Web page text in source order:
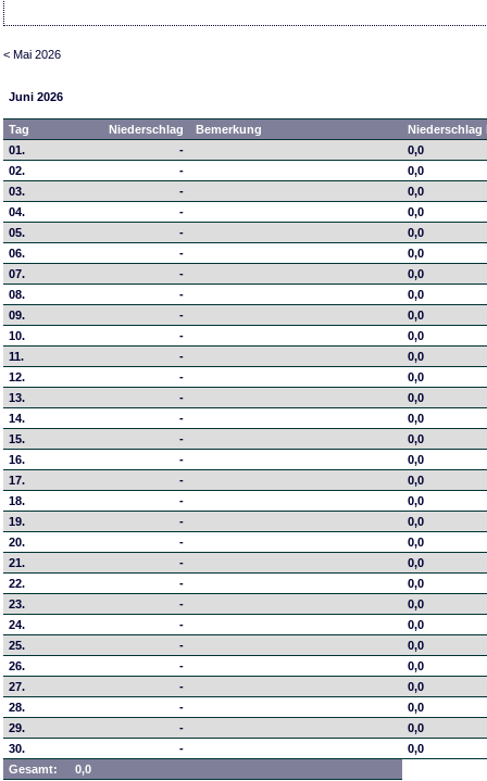
< Mai 2026
Juni 2026
Tag Niederschlag Bemerkung
01.
-
0,0
02.
-
0,0
03.
-
0,0
04.
-
0,0
05.
-
0,0
06.
-
0,0
07.
-
0,0
08.
-
0,0
09.
-
0,0
10.
-
0,0
11.
-
0,0
12.
-
0,0
13.
-
0,0
14.
-
0,0
15.
-
0,0
16.
-
0,0
17.
-
0,0
18.
-
0,0
19.
-
0,0
20.
-
0,0
21.
-
0,0
22.
-
0,0
23.
-
0,0
24.
-
0,0
25.
-
0,0
26.
-
0,0
27.
-
0,0
28.
-
0,0
29.
-
0,0
30.
-
0,0
Gesamt:
0,0